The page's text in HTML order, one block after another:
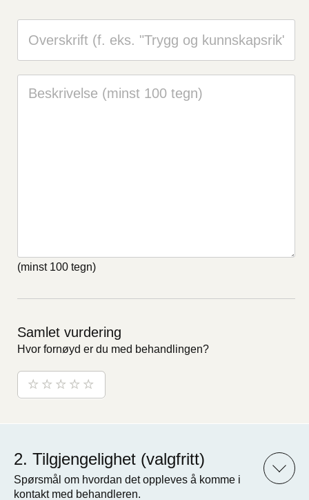
(minst 100 tegn)
Samlet vurdering
Hvor fornøyd er du med behandlingen?
Tilgjengelighet (valgfritt)
Spørsmål om hvordan det oppleves å komme i
kontakt med behandleren.